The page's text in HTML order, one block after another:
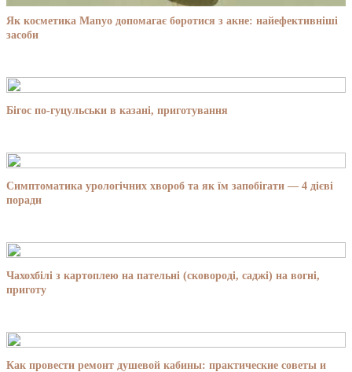
Як косметика Manyo допомагає боротися з акне: найефективніші
засоби
Бігос по-гуцульськи в казані, приготування
Симптоматика урологічних хвороб та як їм запобігати — 4 дієві
поради
Чахохбілі з картоплею на пательні (сковороді, саджі) на вогні,
приготу
Как провести ремонт душевой кабины: практические советы и